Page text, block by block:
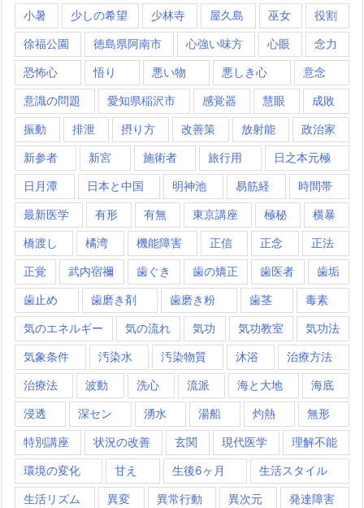
小暑 少しの希望 少林寺 屋久島 巫女 役割
徐福公園 徳島県阿南市 心強い味方 心眼 念力
恐怖心 悟り 悪い物 悪しき心 意念
意識の問題 愛知県稲沢市 感覚器 慧眼 成敗
振動 排泄 摂り方 改善策 放射能 政治家
新参者 新宮 施術者 旅行用 日之本元極
日月潭 日本と中国 明神池 易筋経 時間帯
最新医学 有形 有無 東京講座 極秘 横暴
橋渡し 橘湾 機能障害 正信 正念 正法
正覚 武内宿禰 歯ぐき 歯の矯正 歯医者 歯垢
歯止め 歯磨き剤 歯磨き粉 歯茎 毒素
気のエネルギー 気の流れ 気功 気功教室 気功法
気象条件 汚染水 汚染物質 沐浴 治療方法
治療法 波動 洗心 流派 海と大地 海底
浸透 深セン 湧水 湯船 灼熱 無形
特別講座 状況の改善 玄関 現代医学 理解不能
環境の変化 甘え 生後6ヶ月 生活スタイル
生活リズム 異変 異常行動 異次元 発達障害